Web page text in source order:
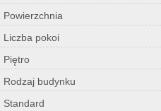
Powierzchnia
Liczba pokoi
Piętro
Rodzaj budynku
Standard